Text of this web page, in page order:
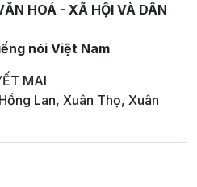
HOÁ - XÃ HỘI VÀ DÂN
nói Việt Nam
MAI
Lan, Xuân Thọ, Xuân